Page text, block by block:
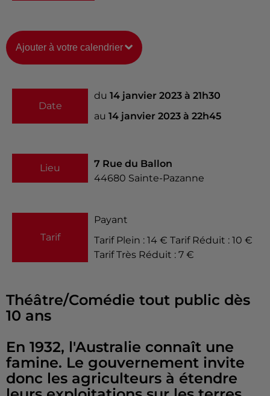
Ajouter à votre calendrier
Date
du 14 janvier 2023 à 21h30
au 14 janvier 2023 à 22h45
Lieu
7 Rue du Ballon
44680 Sainte-Pazanne
Tarif
Payant
Tarif Plein : 14 € Tarif Réduit : 10 €
Tarif Très Réduit : 7 €
Théâtre/Comédie tout public dès
10 ans
En 1932, l'Australie connaît une
famine. Le gouvernement invite
donc les agriculteurs à étendre